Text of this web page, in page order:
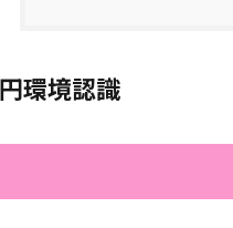
環境認識